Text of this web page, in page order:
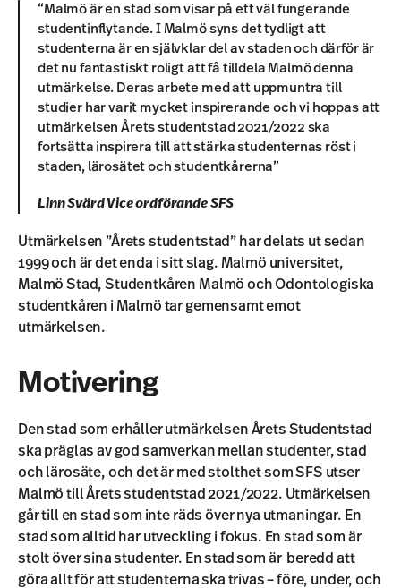
“Malmö är en stad som visar på ett väl fungerande
studentinflytande. I Malmö syns det tydligt att
studenterna är en självklar del av staden och därför är
det nu fantastiskt roligt att få tilldela Malmö denna
utmärkelse. Deras arbete med att uppmuntra till
studier har varit mycket inspirerande och vi hoppas att
utmärkelsen Årets studentstad 2021/2022 ska
fortsätta inspirera till att stärka studenternas röst i
staden, lärosätet och studentkårerna”
Linn Svärd Vice ordförande SFS
Utmärkelsen ”Årets studentstad” har delats ut sedan
1999 och är det enda i sitt slag. Malmö universitet,
Malmö Stad, Studentkåren Malmö och Odontologiska
studentkåren i Malmö tar gemensamt emot
utmärkelsen.
Motivering
Den stad som erhåller utmärkelsen Årets Studentstad
ska präglas av god samverkan mellan studenter, stad
och lärosäte, och det är med stolthet som SFS utser
Malmö till Årets studentstad 2021/2022. Utmärkelsen
går till en stad som inte räds över nya utmaningar. En
stad som alltid har utveckling i fokus. En stad som är
stolt över sina studenter. En stad som är beredd att
göra allt för att studenterna ska trivas – före, under, och